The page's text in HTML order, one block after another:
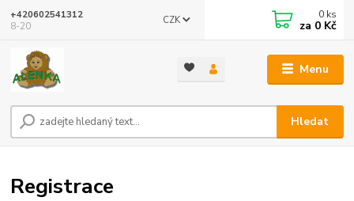
Menu
CZK
Hledat
+420602541312
8-20
0 ks
za 0 Kč
Registrace